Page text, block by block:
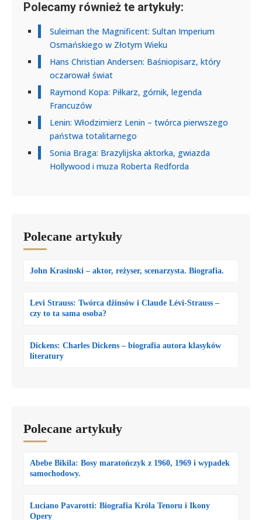
Polecamy również te artykuły:
Suleiman the Magnificent: Sultan Imperium
Osmańskiego w Złotym Wieku
Hans Christian Andersen: Baśniopisarz, który
oczarował świat
Raymond Kopa: Piłkarz, górnik, legenda
Francuzów
Lenin: Włodzimierz Lenin – twórca pierwszego
państwa totalitarnego
Sonia Braga: Brazylijska aktorka, gwiazda
Hollywood i muza Roberta Redforda
Polecane artykuły
John Krasinski – aktor, reżyser, scenarzysta. Biografia.
Levi Strauss: Twórca dżinsów i Claude Lévi-Strauss –
czy to ta sama osoba?
Dickens: Charles Dickens – biografia autora klasyków
literatury
Polecane artykuły
Abebe Bikila: Bosy maratończyk z 1960, 1969 i wypadek
samochodowy.
Luciano Pavarotti: Biografia Króla Tenoru i Ikony
Opery